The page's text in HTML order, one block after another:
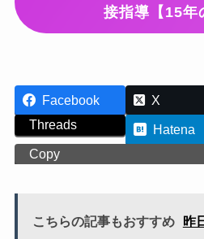
接指導【15年
Facebook X
Threads
Hatena
Copy
こちらの記事もおすすめ
昨